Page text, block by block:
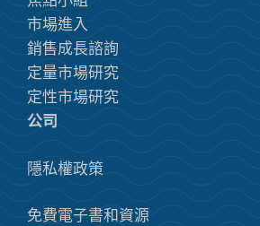
市場進入
銷售成長諮詢
定量市場研究
定性市場研究
公司
隱私權政策
免費電子書和資源